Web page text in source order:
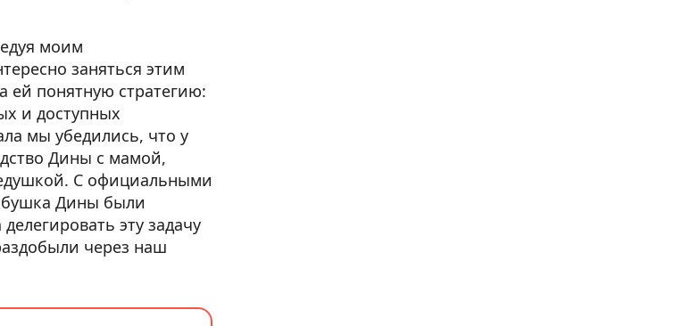
моим
заняться этим
ей понятную стратегию:
и доступных
мы убедились, что у
Дины с мамой,
С официальными
Дины были
эту задачу
через наш